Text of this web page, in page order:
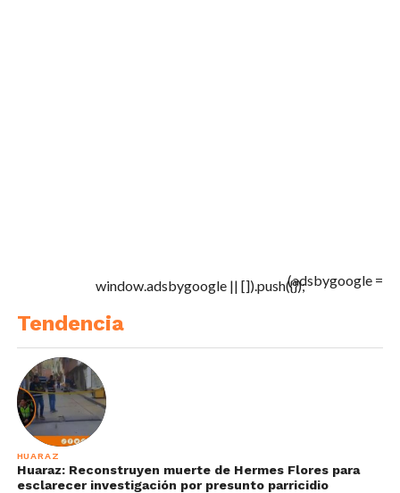
(adsbygoogle =
window.adsbygoogle || []).push({});
Tendencia
HUARAZ
Huaraz: Reconstruyen muerte de Hermes Flores para
esclarecer investigación por presunto parricidio